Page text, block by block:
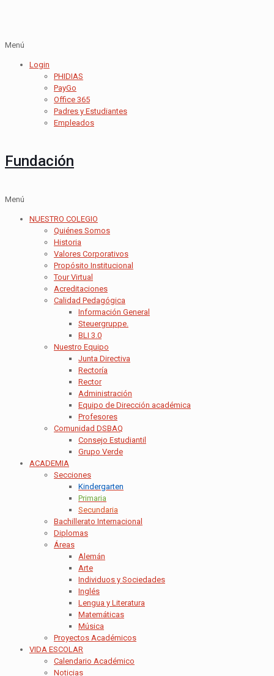
Menú
Login
PHIDIAS
PayGo
Office 365
Padres y Estudiantes
Empleados
Fundación
Menú
NUESTRO COLEGIO
Quiénes Somos
Historia
Valores Corporativos
Propósito Institucional
Tour Virtual
Acreditaciones
Calidad Pedagógica
Información General
Steuergruppe.
BLI 3.0
Nuestro Equipo
Junta Directiva
Rectoría
Rector
Administración
Equipo de Dirección académica
Profesores
Comunidad DSBAQ
Consejo Estudiantil
Grupo Verde
ACADEMIA
Secciones
Kindergarten
Primaria
Secundaria
Bachillerato Internacional
Diplomas
Áreas
Alemán
Arte
Individuos y Sociedades
Inglés
Lengua y Literatura
Matemáticas
Música
Proyectos Académicos
VIDA ESCOLAR
Calendario Académico
Noticias